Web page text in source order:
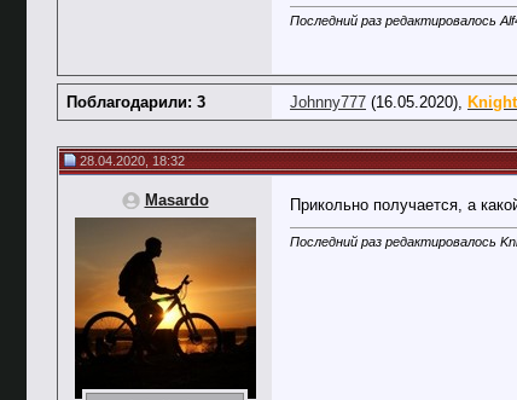
Последний раз редактировалось
Поблагодарили: 3 Johnny777 (16.05.2020),
28.04.2020, 18:32
Masardo Прикольно получается, а
Последний раз редактировалось